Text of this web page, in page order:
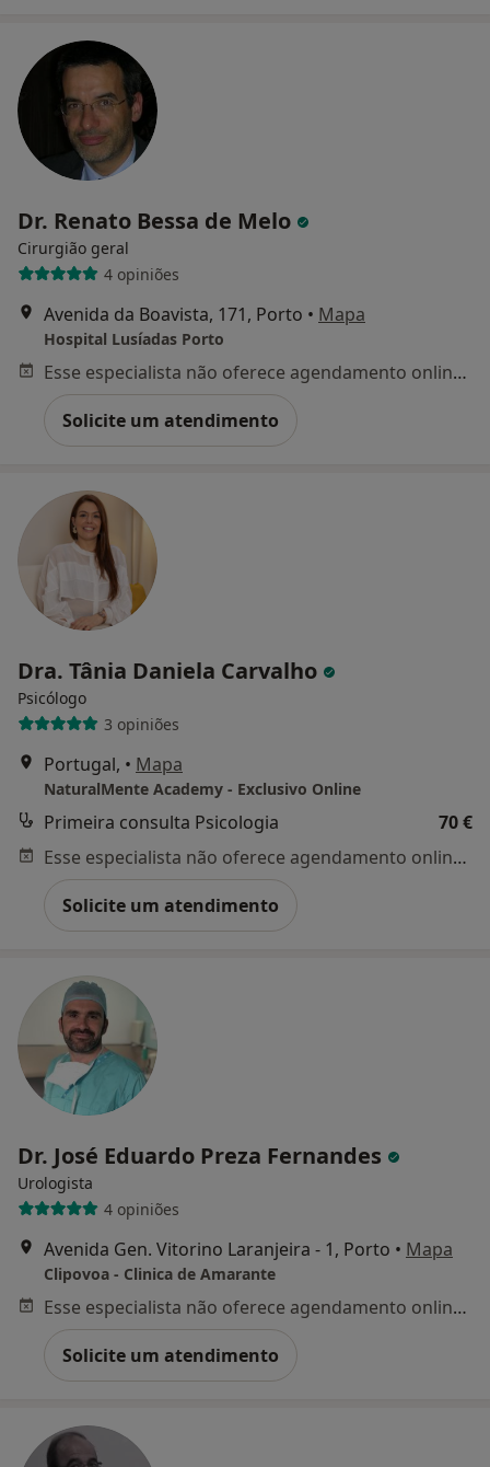
Dr. Renato Bessa de Melo
Cirurgião geral
4 opiniões
Avenida da Boavista, 171, Porto • Mapa
Hospital Lusíadas Porto
Esse especialista não oferece agendamento online para esse endereço.
Solicite um atendimento
Dra. Tânia Daniela Carvalho
Psicólogo
3 opiniões
Portugal, • Mapa
NaturalMente Academy - Exclusivo Online
Primeira consulta Psicologia
70 €
Esse especialista não oferece agendamento online para esse endereço.
Solicite um atendimento
Dr. José Eduardo Preza Fernandes
Urologista
4 opiniões
Avenida Gen. Vitorino Laranjeira - 1, Porto • Mapa
Clipovoa - Clinica de Amarante
Esse especialista não oferece agendamento online para esse endereço.
Solicite um atendimento